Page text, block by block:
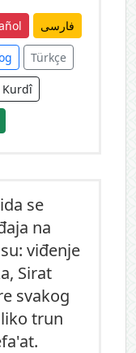
فارسی
Türkçe
Kurdî
se
na
viđenje
Sirat
svakog
trun